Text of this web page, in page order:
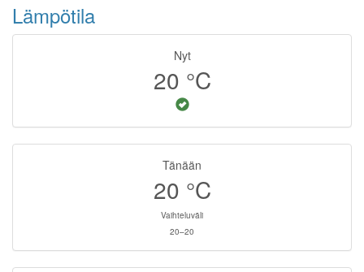
Lämpötila
Nyt
20 °C
Tänään
20 °C
Vaihteluväli
20–20